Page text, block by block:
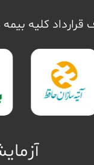
قرارداد کلیه